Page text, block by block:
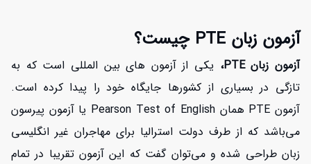
آزمون زبان PTE چیست؟
آزمون زبان PTE،
یکی از آزمون های بین المللی است که به
تازگی در بسیاری از کشورها جایگاه خود را پیدا کرده است.
آزمون PTE همان Pearson Test of English یا آزمون پیرسون
می‌باشد که از طرف دولت استرالیا برای مهاجران غیر انگلیسی
زبان طراحی شده و می‌توان گفت که این آزمون تقریبا در تمام